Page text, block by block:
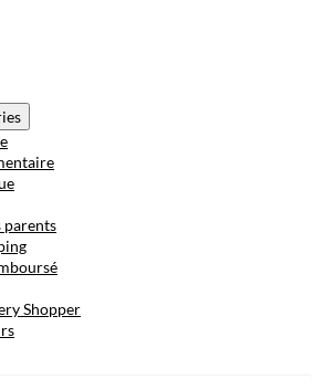
parents
Shopper